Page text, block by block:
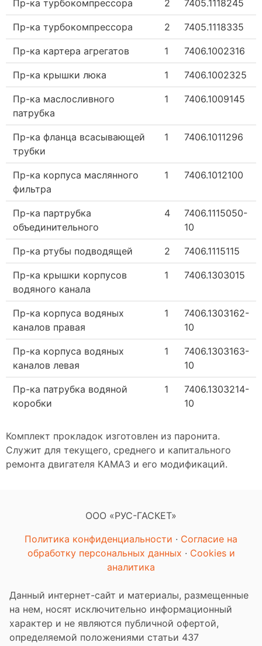
Пр-ка турбокомпрессора 2 7405.1118245
Пр-ка турбокомпрессора 2 7405.1118335
Пр-ка картера агрегатов 1 7406.1002316
Пр-ка крышки люка 1 7406.1002325
Пр-ка маслосливного
патрубка
1 7406.1009145
Пр-ка фланца всасывающей
трубки
1 7406.1011296
Пр-ка корпуса маслянного
фильтра
1 7406.1012100
Пр-ка партрубка
объединительного
4
7406.1115050-
10
Пр-ка ртубы подводящей 2 7406.1115115
Пр-ка крышки корпусов
водяного канала
1 7406.1303015
Пр-ка корпуса водяных
каналов правая
1
7406.1303162-
10
Пр-ка корпуса водяных
каналов левая
1
7406.1303163-
10
Пр-ка патрубка водяной
коробки
1
7406.1303214-
10
Комплект прокладок изготовлен из паронита.
Служит для текущего, среднего и капитального
ремонта двигателя КАМАЗ и его модификаций.
ООО «РУС-ГАСКЕТ»
Политика конфиденциальности · Согласие на
обработку персональных данных · Cookies и
аналитика
Данный интернет-сайт и материалы, размещенные
на нем, носят исключительно информационный
характер и не являются публичной офертой,
определяемой положениями статьи 437